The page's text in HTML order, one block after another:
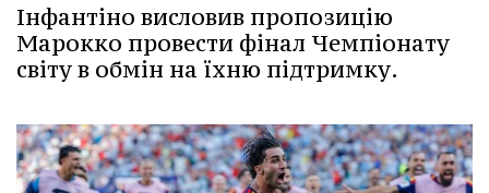
Інфантіно висловив пропозицію
Марокко провести фінал Чемпіонату
світу в обмін на їхню підтримку.